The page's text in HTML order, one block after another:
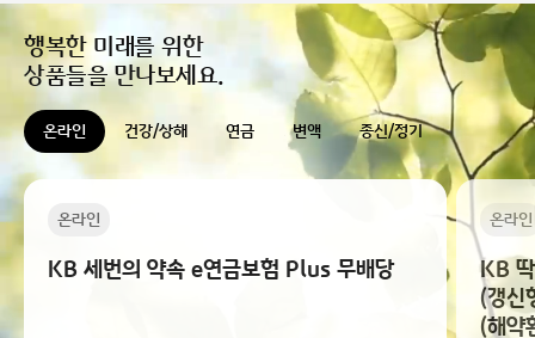
행복한 미래를 위한
상품들을 만나보세요.
온라인 건강/상해 연금 변액 종신/정기
온라인
KB 세번의 약속 e연금보험 Plus 무배당
온라인
KB
(갱신
(해약